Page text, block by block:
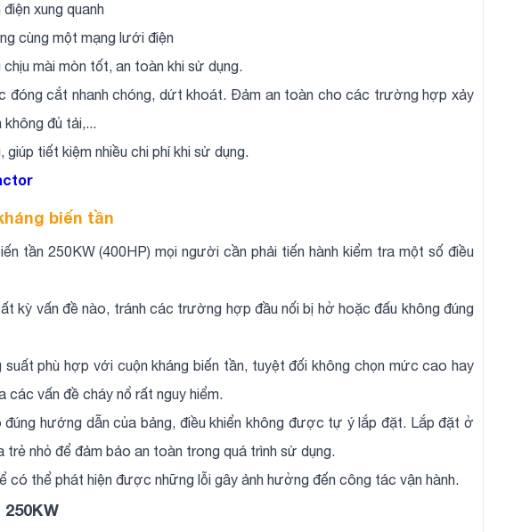
xung quanh
cùng một mạng lưới điện
mài mòn tốt, an toàn khi sử dụng.
đóng cắt nhanh chóng, dứt khoát. Đảm an toàn cho các trường hợp xảy
đủ tải,...
tiết kiệm nhiều chi phí khi sử dụng.
biến tần
tần 250KW (400HP) mọi người cần phải tiến hành kiểm tra một số điều
kỳ vấn đề nào, tránh các trường hợp đầu nối bị hở hoặc đấu không đúng
phù hợp với cuộn kháng biến tần, tuyệt đối không chọn mức cao hay
các vấn đề cháy nổ rất nguy hiểm.
hướng dẫn của bảng, điều khiển không được tự ý lắp đặt. Lắp đặt ở
nhỏ để đảm bảo an toàn trong quá trình sử dụng.
thể phát hiện được những lỗi gây ảnh hưởng đến công tác vận hành.